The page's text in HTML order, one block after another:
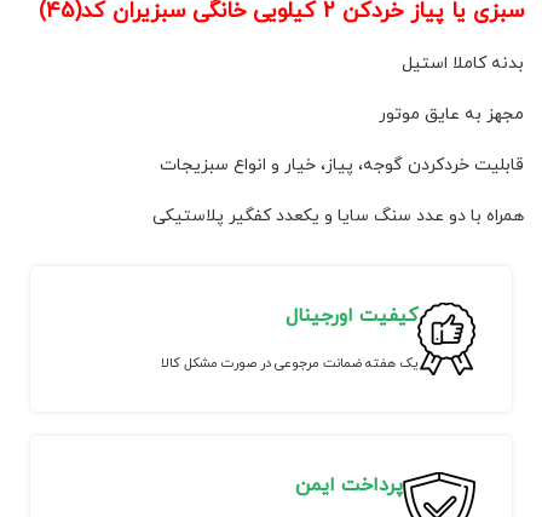
سبزی یا پیاز خردکن 2 کیلویی خانگی سبزیران کد(45)
بدنه کاملا استیل
مجهز به عایق موتور
قابلیت خردکردن گوجه، پیاز، خیار و انواع سبزیجات
همراه با دو عدد سنگ سایا و یکعدد کفگیر پلاستیکی
کیفیت اورجینال
یک هفته ضمانت مرجوعی در صورت مشکل کالا
پرداخت ایمن